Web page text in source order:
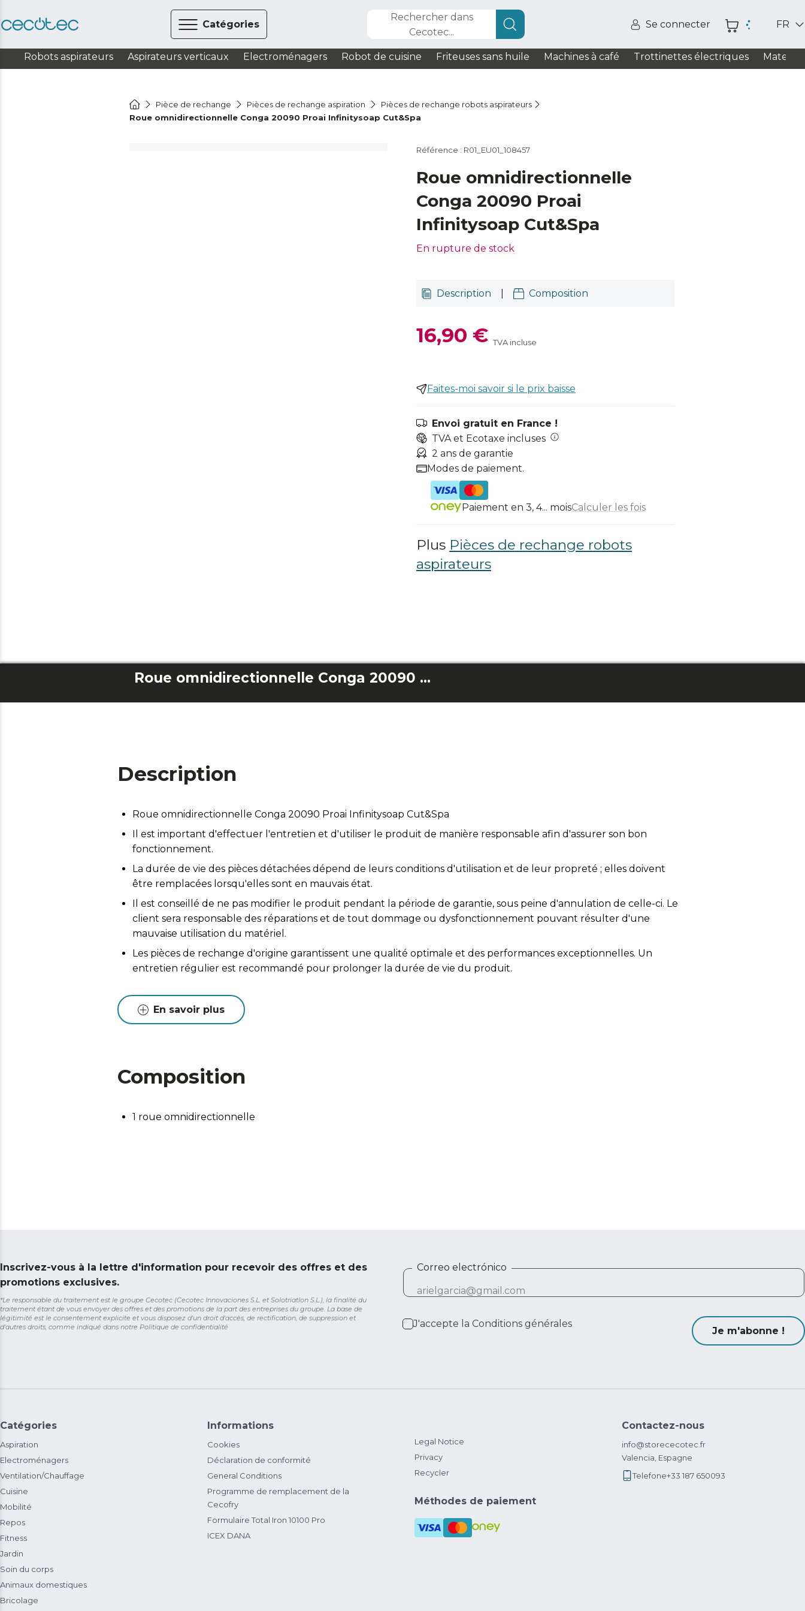
Catégories
Rechercher dans
Cecotec...
Se connecter FR
Robots aspirateurs Aspirateurs verticaux Electroménagers Robot de cuisine Friteuses sans huile Machines à café Trottinettes électriques Matelas
Pièce de rechange Pièces de rechange aspiration
Pièces de rechange robots aspirateurs
Roue omnidirectionnelle Conga 20090 Proai Infinitysoap Cut&Spa
Référence : R01_EU01_108457
Roue omnidirectionnelle
Conga 20090 Proai
Infinitysoap Cut&Spa
En rupture de stock
Description Composition
16,90 € TVA incluse
Faites-moi savoir si le prix baisse
Envoi gratuit en France !
TVA et Ecotaxe incluses
2 ans de garantie
Modes de paiement.
Paiement en 3, 4... moisCalculer les fois
Plus Pièces de rechange robots
aspirateurs
Roue omnidirectionnelle Conga 20090 Proai Infinitysoap Cut&Spa
Description
Roue omnidirectionnelle Conga 20090 Proai Infinitysoap Cut&Spa
Il est important d'effectuer l'entretien et d'utiliser le produit de manière responsable afin d'assurer son bon
fonctionnement.
La durée de vie des pièces détachées dépend de leurs conditions d'utilisation et de leur propreté ; elles doivent
être remplacées lorsqu'elles sont en mauvais état.
Il est conseillé de ne pas modifier le produit pendant la période de garantie, sous peine d'annulation de celle-ci. Le
client sera responsable des réparations et de tout dommage ou dysfonctionnement pouvant résulter d'une
mauvaise utilisation du matériel.
Les pièces de rechange d'origine garantissent une qualité optimale et des performances exceptionnelles. Un
entretien régulier est recommandé pour prolonger la durée de vie du produit.
En savoir plus
Composition
1 roue omnidirectionnelle
Inscrivez-vous à la lettre d'information pour recevoir des offres et des
promotions exclusives.
*Le responsable du traitement est le groupe Cecotec (Cecotec Innovaciones S.L. et Solotriatlon S.L.), la finalité du
traitement étant de vous envoyer des offres et des promotions de la part des entreprises du groupe. La base de
légitimité est le consentement explicite et vous disposez d'un droit d'accès, de rectification, de suppression et
d'autres droits, comme indiqué dans notre Politique de confidentialité
Correo electrónico
J'accepte la Conditions générales
Je m'abonne !
Catégories
Aspiration
Electroménagers
Ventilation/Chauffage
Cuisine
Mobilité
Repos
Fitness
Jardin
Soin du corps
Animaux domestiques
Bricolage
Informations
Cookies
Déclaration de conformité
General Conditions
Programme de remplacement de la
Cecofry
Formulaire Total Iron 10100 Pro
ICEX DANA
Legal Notice
Privacy
Recycler
Méthodes de paiement
Contactez-nous
info@storececotec.fr
Valencia, Espagne
Telefone+33 187 650093